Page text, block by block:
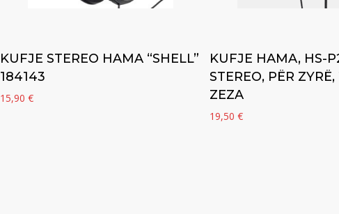
Add to cart
KUFJE STEREO HAMA “SHELL”
184143
15,90 €
Add to
KUFJE HAMA, HS-
STEREO, PËR
ZEZA
19,50 €